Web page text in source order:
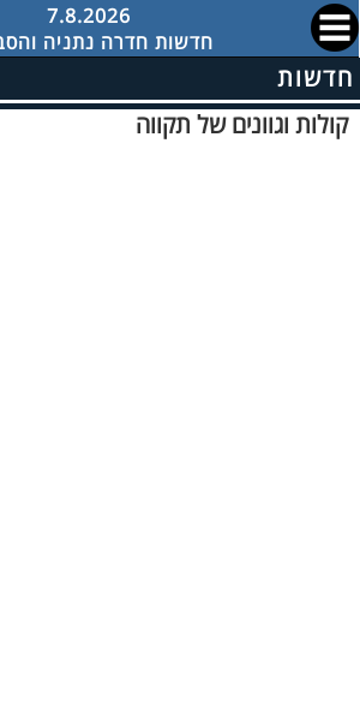
7.8.2026
חדשות חדרה נתניה
חדשות
קולות וגוונים של תקווה